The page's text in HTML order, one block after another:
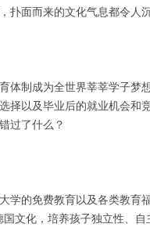
扑面而来的文化气息都令人
体制成为全世界莘莘学子梦
以及毕业后的就业机会和
过了什么？
学的免费教育以及各类教育
文化，培养孩子独立性、